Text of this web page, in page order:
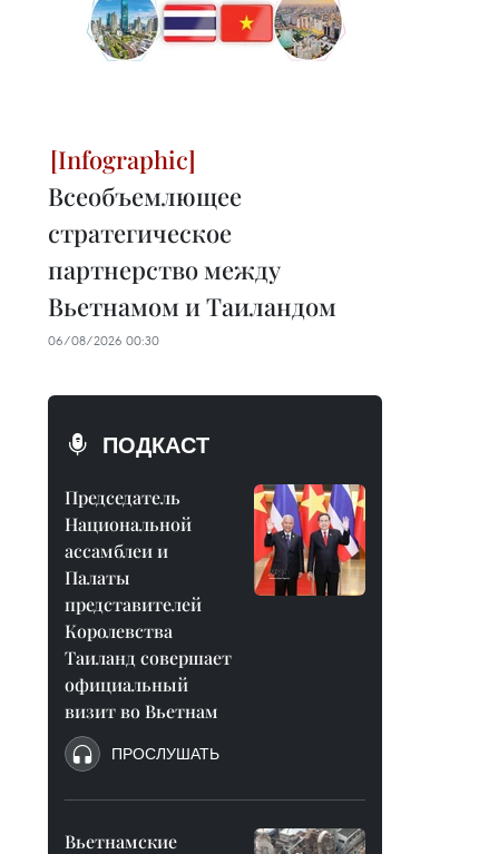
Всеобъемлющее
стратегическое
партнерство между
Вьетнамом и Таиландом
06/08/2026 00:30
ПОДКАСТ
Председатель
Национальной
ассамблеи и
Палаты
представителей
Королевства
Таиланд совершает
официальный
визит во Вьетнам
ПРОСЛУШАТЬ
Вьетнамские